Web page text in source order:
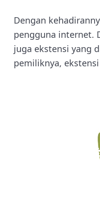
Dengan
pengguna internet.
juga ekstensi yang
pemiliknya,